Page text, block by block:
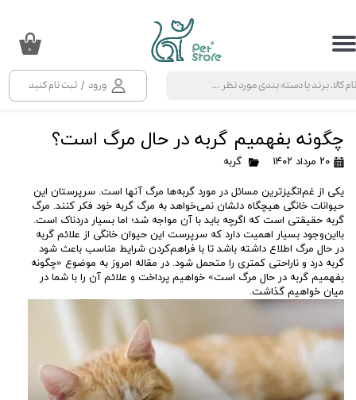
ورود / ثبت نام کنید
حساب کاربری من
خروج از حساب کاربری
۰
چگونه بفهمیم گربه در حال مرگ است؟
۲۰ مرداد ۱۴۰۲ گربه
یکی از غم‌انگیزترین مسائل در مورد گربه‌ها مرگ آنها است. سرپرستان این
حیوانات خانگی هیچگاه دلشان نمی‌خواهد به مرگ گربه خود فکر کنند. مرگ
گربه حقیقتی است که اگرچه باید با آن مواجه شد؛ اما بسیار دردناک است.
بااین‌وجود بسیار اهمیت دارد که سرپرست این حیوان خانگی از علائم گربه
در حال مرگ اطلاع داشته باشد تا با فراهم‌کردن شرایط مناسب باعث شود
گربه درد و ناراحتی کمتری را متحمل شود. در مقاله امروز به موضوع «چگونه
بفهمیم گربه در حال مرگ است» خواهیم پرداخت و علائم آن را با شما در
میان خواهیم گذاشت.